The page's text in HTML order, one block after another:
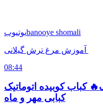
یوتیوبbanooye shomali
08:44
کباب کوبیده اتوماتیک
کبابی مهر و ماه